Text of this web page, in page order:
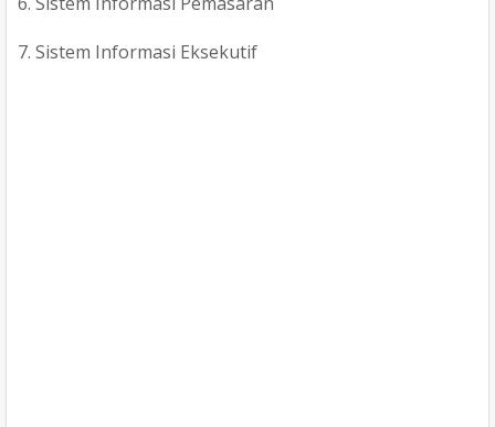
7. Sistem Informasi Eksekutif